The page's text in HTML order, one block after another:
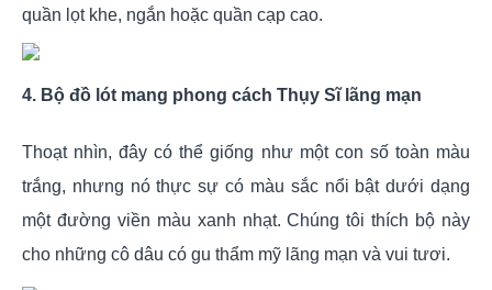
quần lọt khe, ngắn hoặc quần cạp cao.
4. Bộ đồ lót mang phong cách Thụy Sĩ lãng mạn
Thoạt nhìn, đây có thể giống như một con số toàn màu
trắng, nhưng nó thực sự có màu sắc nổi bật dưới dạng
một đường viền màu xanh nhạt. Chúng tôi thích bộ này
cho những cô dâu có gu thẩm mỹ lãng mạn và vui tươi.